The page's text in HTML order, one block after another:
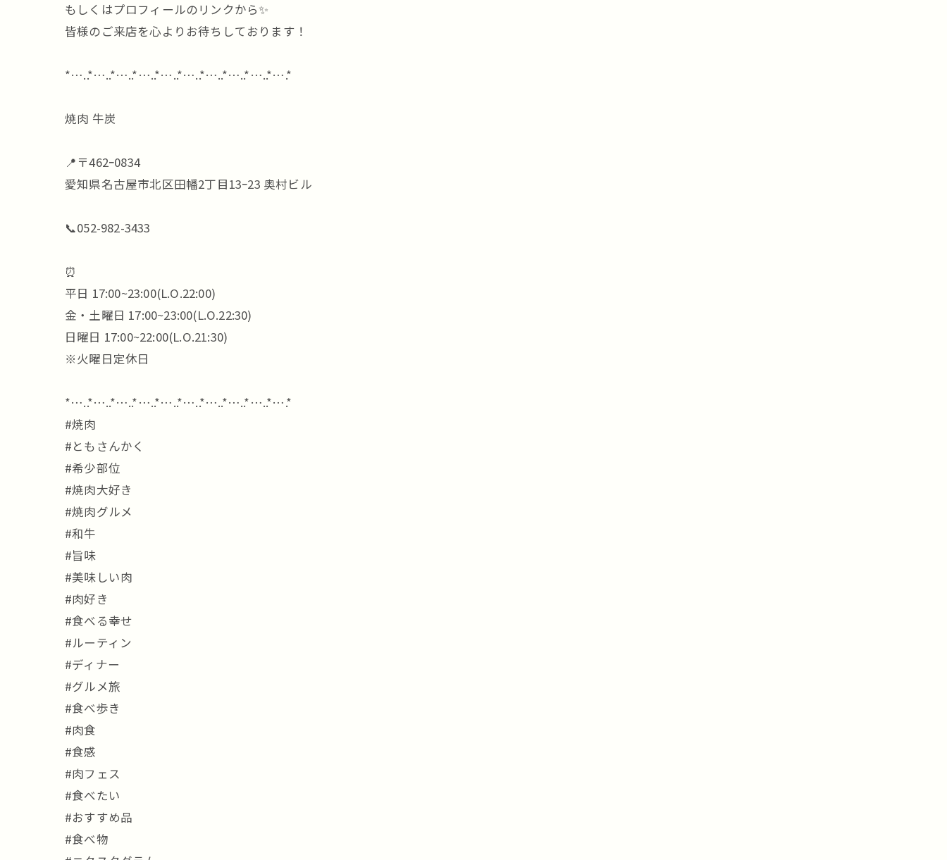
もしくはプロフィールのリンクから✨
皆様のご来店を心よりお待ちしております！
*…..*…..*…..*…..*…..*…..*…..*…..*…..*….*
焼肉 牛炭
📍〒462ｰ0834
愛知県名古屋市北区田幡2丁目13ｰ23 奥村ビル
📞052-982-3433
⏰
平日 17:00~23:00(L.O.22:00)
金・土曜日 17:00~23:00(L.O.22:30)
日曜日 17:00~22:00(L.O.21:30)
※火曜日定休日
*…..*…..*…..*…..*…..*…..*…..*…..*…..*….*
#焼肉
#ともさんかく
#希少部位
#焼肉大好き
#焼肉グルメ
#和牛
#旨味
#美味しい肉
#肉好き
#食べる幸せ
#ルーティン
#ディナー
#グルメ旅
#食べ歩き
#肉食
#食感
#肉フェス
#食べたい
#おすすめ品
#食べ物